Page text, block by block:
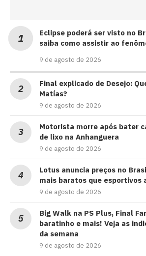
Eclipse poderá ser visto no
saiba como assistir ao
9 de agosto de 2026
Final explicado de Desejo:
Matías?
9 de agosto de 2026
Motorista morre após bater
de lixo na Anhanguera
9 de agosto de 2026
Lotus anuncia preços no
mais baratos que esportivos
9 de agosto de 2026
Big Walk na PS Plus, Final
baratinho e mais! Veja as
da semana
9 de agosto de 2026